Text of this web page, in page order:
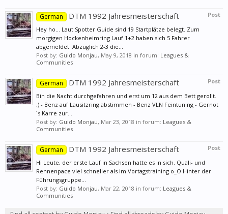
Post
German DTM 1992 Jahresmeisterschaft
Hey ho... Laut Spotter Guide sind 19 Startplätze belegt. Zum
morgigen Hockenheimring Lauf 1+2 haben sich 5 Fahrer
abgemeldet. Abzüglich 2-3 die...
Post by: Guido Monjau, May 9, 2018 in forum: Leagues &
Communities
Post
German DTM 1992 Jahresmeisterschaft
Bin die Nacht durchgefahren und erst um 12 aus dem Bett gerollt.
;) - Benz auf Lausitzring abstimmen - Benz VLN Feintuning - Gernot
´s Karre zur...
Post by: Guido Monjau, Mar 23, 2018 in forum: Leagues &
Communities
Post
German DTM 1992 Jahresmeisterschaft
Hi Leute, der erste Lauf in Sachsen hatte es in sich. Quali- und
Rennenpace viel schneller als im Vortagstraining.o_O Hinter der
Führungsgruppe...
Post by: Guido Monjau, Mar 22, 2018 in forum: Leagues &
Communities